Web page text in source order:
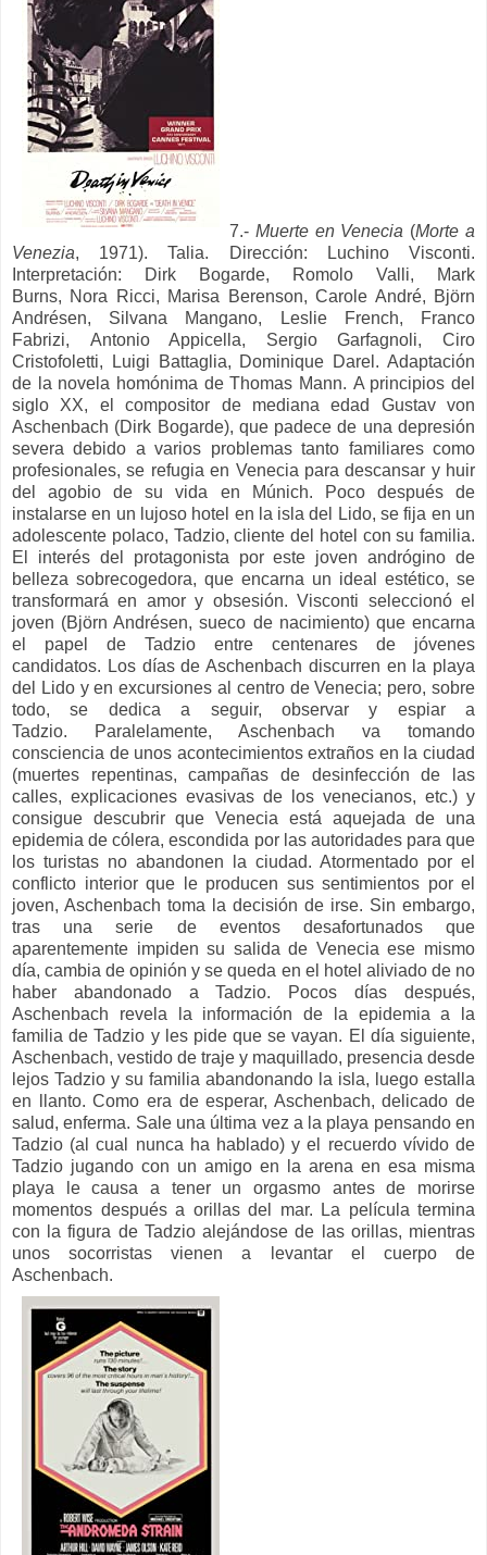
7.- Muerte en Venecia (Morte a
Venezia, 1971). Talia. Dirección: Luchino Visconti.
Interpretación: Dirk Bogarde,
Romolo Valli,
Mark
Burns, Nora Ricci, Marisa Berenson,Carole André, Björn
Andrésen, Silvana Mangano, Leslie French,
Franco
Fabrizi, Antonio Appicella, Sergio Garfagnoli,Ciro
Cristofoletti,
Luigi Battaglia, Dominique Darel. Adaptación
de la novela homónima de Thomas Mann. A principios del
siglo XX, el compositor de mediana edad Gustav von
Aschenbach (Dirk Bogarde), que padece de una depresión
severa debido a varios problemas tanto familiares como
profesionales, se refugia en Venecia para descansar y huir
del agobio de su vida en Múnich.
Poco después de
instalarse en un lujoso hotel en la isla del Lido, se fija en un
adolescente polaco, Tadzio, cliente del hotel con su familia.
El interés del protagonista por este joven andrógino de
belleza sobrecogedora, que encarna un ideal estético, se
transformará en amor y obsesión. Visconti seleccionó el
joven (Björn Andrésen, sueco de nacimiento) que encarna
el papel de Tadzio entre centenares de jóvenes
candidatos. Los días de Aschenbach discurren en la playa
del Lido y en excursiones al centro de Venecia; pero, sobre
todo, se dedica a seguir, observar y espiar a
Tadzio.
Paralelamente, Aschenbach va tomando
consciencia de unos acontecimientos extraños en la ciudad
(muertes repentinas, campañas de desinfección de las
calles, explicaciones evasivas de los venecianos, etc.) y
consigue descubrir que Venecia está aquejada de una
epidemia de cólera, escondida por las autoridades para que
los turistas no abandonen la ciudad. Atormentado por el
conflicto interior que le producen sus sentimientos por el
joven, Aschenbach toma la decisión de irse. Sin embargo,
tras una serie de eventos desafortunados que
aparentemente impiden su salida de Venecia ese mismo
día, cambia de opinión y se queda en el hotel aliviado de no
haber abandonado a Tadzio. Pocos días después,
Aschenbach revela la información de la epidemia a la
familia de Tadzio y les pide que se vayan. El día siguiente,
Aschenbach, vestido de traje y maquillado, presencia desde
lejos Tadzio y su familia abandonando la isla, luego estalla
en llanto.Como era de esperar, Aschenbach, delicado de
salud, enferma. Sale una última vez a la playa pensando en
Tadzio (al cual nunca ha hablado) y el recuerdo vívido de
Tadzio jugando con un amigo en la arena en esa misma
playa le causa a tener un orgasmo antes de morirse
momentos después a orillas del mar. La película termina
con la figura de Tadzio alejándose de las orillas, mientras
unos socorristas vienen a levantar el cuerpo de
Aschenbach.